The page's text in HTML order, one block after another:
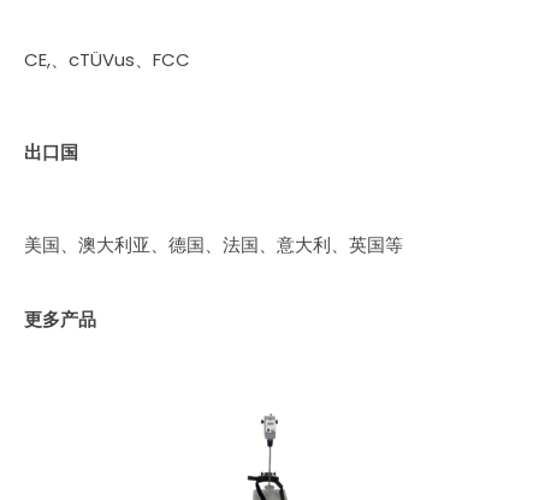
CE,、cTÜVus、FCC
出口国
美国、澳大利亚、德国、法国、意大利、英国等
更多产品